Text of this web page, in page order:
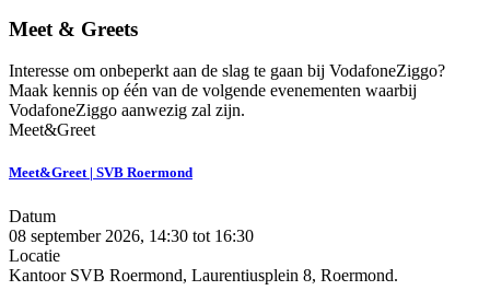
Meet & Greets
Interesse om onbeperkt aan de slag te gaan bij VodafoneZiggo?
Maak kennis op één van de volgende evenementen waarbij
VodafoneZiggo aanwezig zal zijn.
Meet&Greet
Meet&Greet | SVB Roermond
Datum
08 september 2026, 14:30 tot 16:30
Locatie
Kantoor SVB Roermond, Laurentiusplein 8, Roermond.